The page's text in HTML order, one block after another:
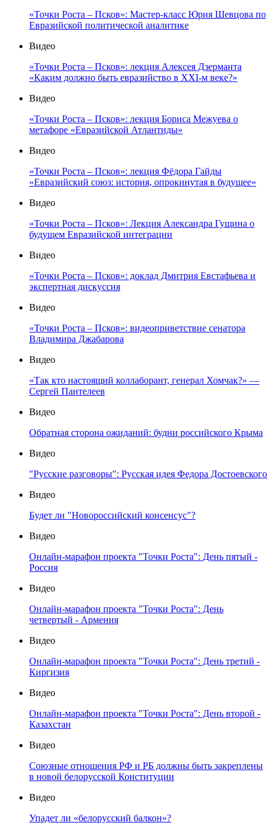
«Точки Роста – Псков»: Мастер-класс Юрия Шевцова по
Евразийской политической аналитике
Видео
«Точки Роста – Псков»: лекция Алексея Дзерманта
«Каким должно быть евразийство в XXI-м веке?»
Видео
«Точки Роста – Псков»: лекция Бориса Межуева о
метафоре «Евразийской Атлантиды»
Видео
«Точки Роста – Псков»: лекция Фёдора Гайды
«Евразийский союз: история, опрокинутая в будущее»
Видео
«Точки Роста – Псков»: Лекция Александра Гущина о
будущем Евразийской интеграции
Видео
«Точки Роста – Псков»: доклад Дмитрия Евстафьева и
экспертная дискуссия
Видео
«Точки Роста – Псков»: видеоприветствие сенатора
Владимира Джабарова
Видео
«Так кто настоящий коллаборант, генерал Хомчак?» —
Сергей Пантелеев
Видео
Обратная сторона ожиданий: будни российского Крыма
Видео
"Русские разговоры": Русская идея Федора Достоевского
Видео
Будет ли "Новороссийский консенсус"?
Видео
Онлайн-марафон проекта "Точки Роста": День пятый -
Россия
Видео
Онлайн-марафон проекта "Точки Роста": День
четвертый - Армения
Видео
Онлайн-марафон проекта "Точки Роста": День третий -
Киргизия
Видео
Онлайн-марафон проекта "Точки Роста": День второй -
Казахстан
Видео
Союзные отношения РФ и РБ должны быть закреплены
в новой белорусской Конституции
Видео
Упадет ли «белорусский балкон»?